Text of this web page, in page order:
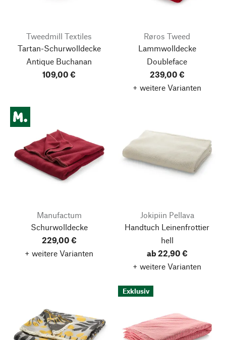
Tweedmill Textiles
Tartan-Schurwolldecke
Antique Buchanan
109,00 €
Røros Tweed
Lammwolldecke
Doubleface
239,00 €
+ weitere Varianten
Manufactum
Schurwolldecke
229,00 €
+ weitere Varianten
Jokipiin Pellava
Handtuch Leinenfrottier
hell
ab 22,90 €
+ weitere Varianten
Exklusiv